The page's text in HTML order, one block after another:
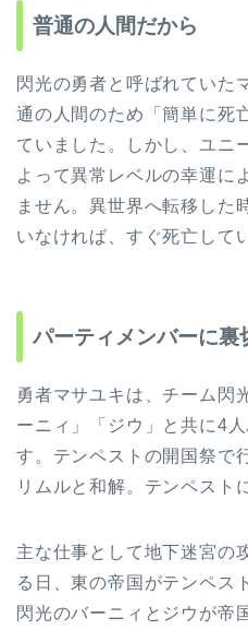
普通の人間だから
閃光の勇者と呼ばれていた
通の人間のため「簡単に死
ていました。しかし、ユニ
よって異常レベルの幸運に
ません。異世界へ転移した
いなければ、すぐ死亡して
パーティメンバーに裏
勇者マサユキは、チーム閃
ーニィ」「ジウ」と共に4
す。テンペストの開国祭で
リムルと和解。テンペスト
主な仕事として地下迷宮の
る日、東の帝国がテンペス
閃光のバーニィとジウが帝